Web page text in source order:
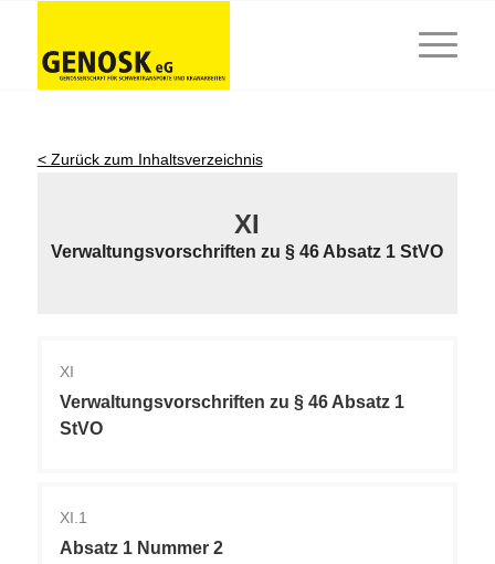
< Zurück zum Inhaltsverzeichnis
XI
Verwaltungsvorschriften zu § 46 Absatz 1 StVO
XI
Verwaltungsvorschriften zu § 46 Absatz 1
StVO
XI.1
Absatz 1 Nummer 2